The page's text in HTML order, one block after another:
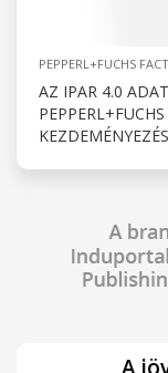
PEPPERL+FUCHS
AZ IPAR 4.0